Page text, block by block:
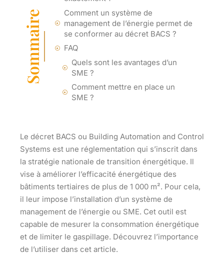
Sommaire
Comment un système de
management de l’énergie permet de
se conformer au décret BACS ?
FAQ
Quels sont les avantages d’un
SME ?
Comment mettre en place un
SME ?
Le décret BACS ou Building Automation and Control
Systems est une réglementation qui s’inscrit dans
la stratégie nationale de transition énergétique. Il
vise à améliorer l’efficacité énergétique des
bâtiments tertiaires de plus de 1 000 m². Pour cela,
il leur impose l’installation d’un système de
management de l’énergie ou SME. Cet outil est
capable de mesurer la consommation énergétique
et de limiter le gaspillage. Découvrez l’importance
de l’utiliser dans cet article.